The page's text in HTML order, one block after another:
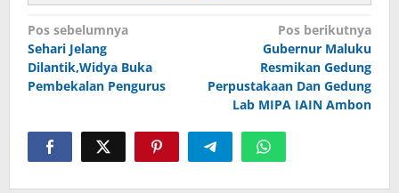
Navigasi
pos
Pos sebelumnya
Sehari Jelang
Dilantik,Widya Buka
Pembekalan Pengurus
Pos berikutnya
Gubernur Maluku
Resmikan Gedung
Perpustakaan Dan Gedung
Lab MIPA IAIN Ambon